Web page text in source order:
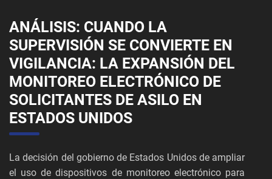
ANÁLISIS: CUANDO LA
SUPERVISIÓN SE CONVIERTE EN
VIGILANCIA: LA EXPANSIÓN DEL
MONITOREO ELECTRÓNICO DE
SOLICITANTES DE ASILO EN
ESTADOS UNIDOS
La decisión del gobierno de Estados Unidos de ampliar
el uso de dispositivos de monitoreo electrónico para